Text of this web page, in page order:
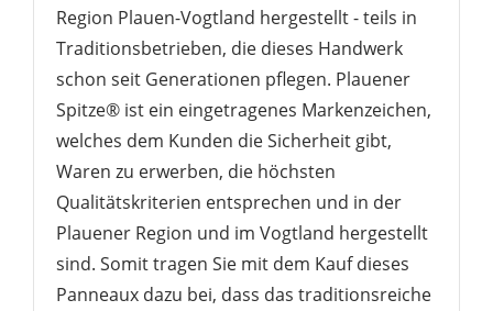
Region Plauen-Vogtland hergestellt - teils in
Traditionsbetrieben, die dieses Handwerk
schon seit Generationen pflegen. Plauener
Spitze® ist ein eingetragenes Markenzeichen,
welches dem Kunden die Sicherheit gibt,
Waren zu erwerben, die höchsten
Qualitätskriterien entsprechen und in der
Plauener Region und im Vogtland hergestellt
sind. Somit tragen Sie mit dem Kauf dieses
Panneaux dazu bei, dass das traditionsreiche